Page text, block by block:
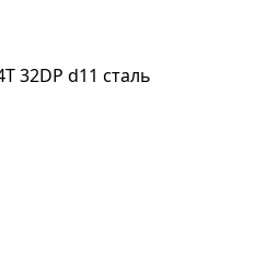
32DP d11 сталь